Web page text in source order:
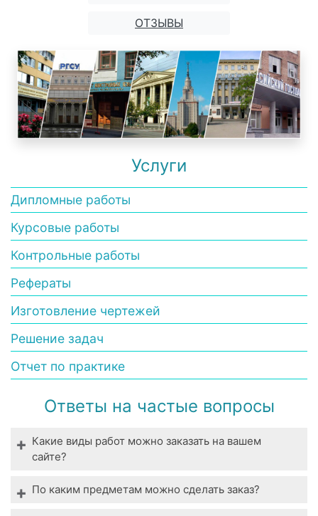
ОТЗЫВЫ
Услуги
Дипломные работы
Курсовые работы
Контрольные работы
Рефераты
Изготовление чертежей
Решение задач
Отчет по практике
Ответы на частые вопросы
Какие виды работ можно заказать на вашем
сайте?
Мы выполняем все виды студенческих работ. У
По каким предметам можно сделать заказ?